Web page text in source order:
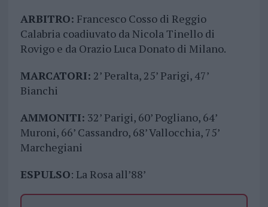
ARBITRO: Francesco Cosso di Reggio
Calabria coadiuvato da Nicola Tinello di
Rovigo e da Orazio Luca Donato di Milano.
MARCATORI: 2’ Peralta, 25’ Parigi, 47’
Bianchi
AMMONITI: 32’ Parigi, 60’ Pogliano, 64’
Muroni, 66’ Cassandro, 68’ Vallocchia, 75’
Marchegiani
ESPULSO: La Rosa all’88’